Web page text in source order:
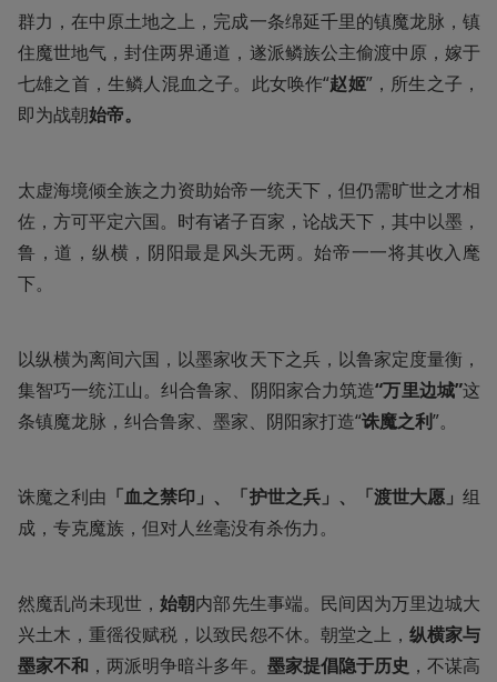
群力，在中原土地之上，完成一条绵延千里的镇魔龙脉，镇
住魔世地气，封住两界通道，遂派鳞族公主偷渡中原，嫁于
七雄之首，生鳞人混血之子。此女唤作“赵姬”，所生之子，
即为战朝始帝。
太虚海境倾全族之力资助始帝一统天下，但仍需旷世之才相
佐，方可平定六国。时有诸子百家，论战天下，其中以墨，
鲁，道，纵横，阴阳最是风头无两。始帝一一将其收入麾
下。
以纵横为离间六国，以墨家收天下之兵，以鲁家定度量衡，
集智巧一统江山。纠合鲁家、阴阳家合力筑造“万里边城”这
条镇魔龙脉，纠合鲁家、墨家、阴阳家打造“诛魔之利”。
诛魔之利由 「血之禁印」、「护世之兵」、「渡世大愿」组
成，专克魔族，但对人丝毫没有杀伤力。
然魔乱尚未现世，始朝内部先生事端。民间因为万里边城大
兴土木，重徭役赋税，以致民怨不休。朝堂之上， 纵横家与
墨家不和 ，两派明争暗斗多年。 墨家提倡隐于历史 ，不谋高